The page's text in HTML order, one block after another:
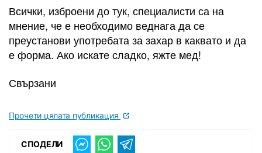
Всички, изброени до тук, специалисти са на
мнение, че е необходимо веднага да се
преустанови употребата за захар в каквато и да
е форма. Ако искате сладко, яжте мед!
Свързани
Прочети цялата публикация
СПОДЕЛИ